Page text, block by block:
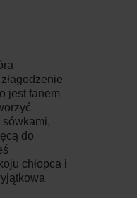
jest fanem
sówkami,
do
chłopca i